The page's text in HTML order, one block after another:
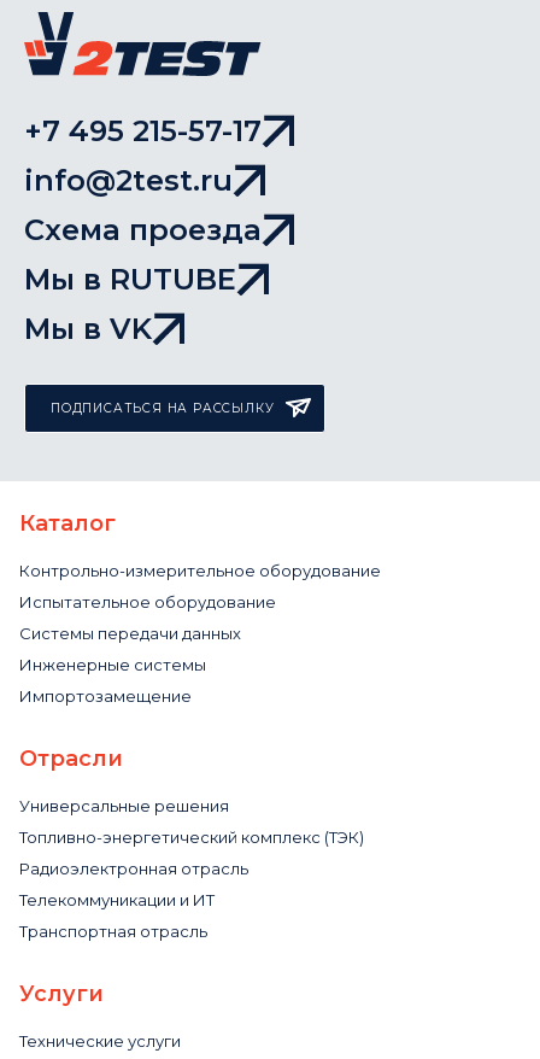
+7 495 215-57-17
info@2test.ru
Схема проезда
Мы в RUTUBE
Мы в VK
ПОДПИСАТЬСЯ НА РАССЫЛКУ
Каталог
Контрольно-измерительное оборудование
Испытательное оборудование
Системы передачи данных
Инженерные системы
Импортозамещение
Отрасли
Универсальные решения
Топливно-энергетический комплекс (ТЭК)
Радиоэлектронная отрасль
Телекоммуникации и ИТ
Транспортная отрасль
Услуги
Технические услуги